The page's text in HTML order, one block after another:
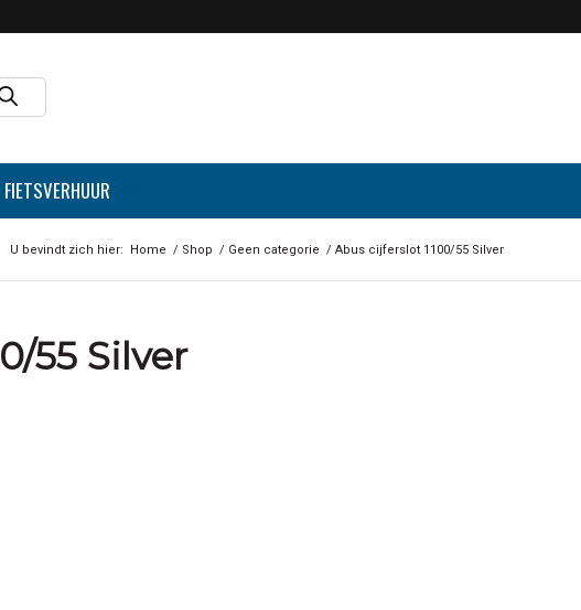
FIETSVERHUUR
U bevindt zich hier: Home / Shop / Geen categorie / Abus cijferslot 1100/55 Silver
55 Silver